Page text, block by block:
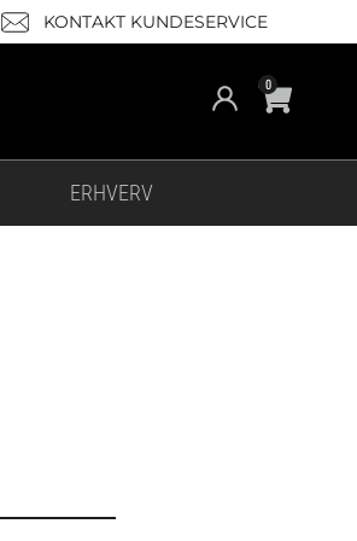
KONTAKT KUNDESERVICE
0
Cart
ERHVERV